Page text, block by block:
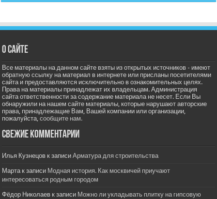
О сайте
Все материалы на данном сайте взяты из открытых источников - имеют
обратную ссылку на материал в интернете или присланы посетителями
сайта и предоставляются исключительно в ознакомительных целях.
Права на материалы принадлежат их владельцам. Администрация
сайта ответственности за содержание материала не несет. Если Вы
обнаружили на нашем сайте материалы, которые нарушают авторские
права, принадлежащие Вам, Вашей компании или организации,
пожалуйста,сообщите нам.
Свежие комментарии
Илья Кузнецов к записиАрматура для строительства
Мартак записи Модная история. Как москвичей приучают
интересоваться родным городом
Фёдор Николаев к записи Можно ли укладывать плитку на гипсовую